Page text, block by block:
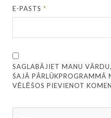
E-PASTS*
SAGLABĀJIET MANU
ŠAJĀ PĀRLŪKPROGRAMMĀ
VĒLĒŠOS PIEVIENOT